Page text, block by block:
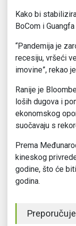
Kako bi
BoCom i
“Pandemija je
recesiju, vršeći
imovine”, rekao
Ranije je
loših dugova i
ekonomskog
suočavaju s
Prema
kineskog
godine, što će
godina.